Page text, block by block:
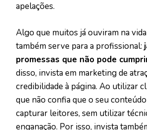
apelações.
Algo que muitos já ouviram na
também serve para a profissional:
promessas que não pode
disso, invista em marketing de
credibilidade à página. Ao utilizar
que não confia que o seu
capturar leitores, sem utilizar
enganação. Por isso, invista